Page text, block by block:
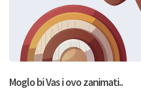
Izjavu niste dužni
svoje osobne podatke u
formi/obrazaca
BRO'N BRO d.o.o. će s
postupati sukladno
privatnosti i kolačića koju
Moglo bi Vas i ovo zanimati..